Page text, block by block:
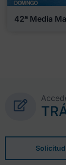
42ª Media